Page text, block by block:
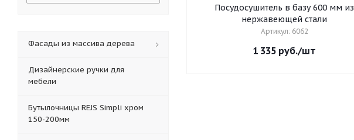
Посудосушитель в базу 600 мм из
нержавеющей стали
Артикул: 6062
1 335 руб./шт
Фасады из массива дерева
Дизайнерские ручки для
мебели
Бутылочницы REJS Simpli хром
150-200мм